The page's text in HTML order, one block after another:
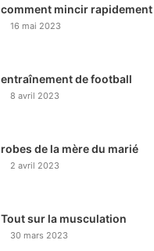
comment mincir rapidement
16 mai 2023
entraînement de football
8 avril 2023
robes de la mère du marié
2 avril 2023
Tout sur la musculation
30 mars 2023